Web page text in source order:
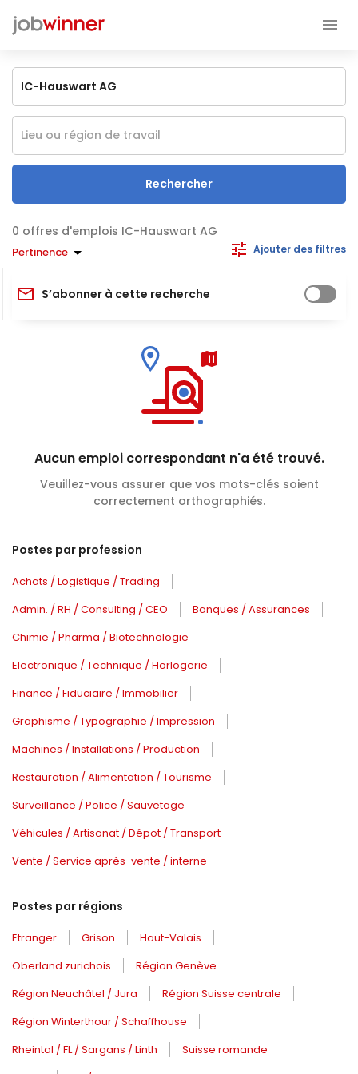
Rechercher
offres d'emplois IC-Hauswart AG
Pertinence Ajouter des filtres
S’abonner à cette recherche
Aucun emploi correspondant n'a été trouvé.
Veuillez-vous assurer que vos mots-clés soient
correctement orthographiés.
Postes par profession
Achats / Logistique / Trading
Admin. / RH / Consulting / CEO
Banques / Assurances
Chimie / Pharma / Biotechnologie
Electronique / Technique / Horlogerie
Finance / Fiduciaire / Immobilier
Graphisme / Typographie / Impression
Machines / Installations / Production
Restauration / Alimentation / Tourisme
Surveillance / Police / Sauvetage
Véhicules / Artisanat / Dépot / Transport
Vente / Service après-vente / interne
Postes par régions
Etranger Grison
Haut-Valais
Oberland zurichois
Région Genève
Région Neuchâtel / Jura
Région Suisse centrale
Région Winterthour / Schaffhouse
Rheintal / FL / Sargans / Linth
Suisse romande